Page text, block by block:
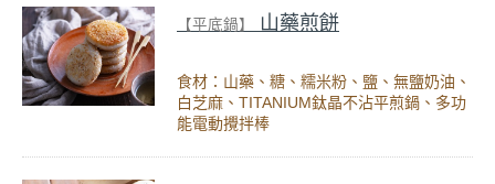
【平底鍋】 山藥煎餅
食材：山藥、糖、糯米粉、鹽、無鹽奶油、
白芝麻、TITANIUM鈦晶不沾平煎鍋、多功
能電動攪拌棒